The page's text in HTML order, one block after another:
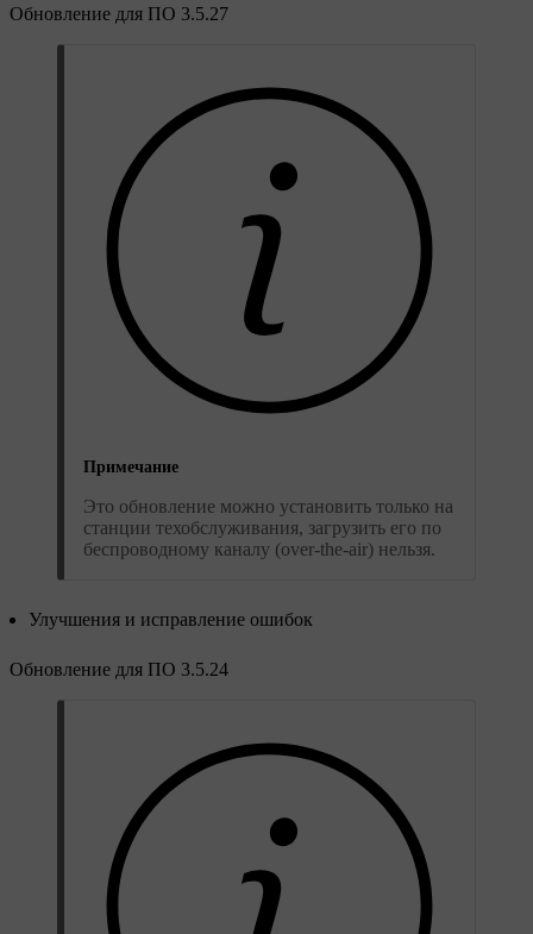
Обновление для ПО 3.5.27
Примечание
Это обновление можно установить только на
станции техобслуживания, загрузить его по
беспроводному каналу (over-the-air) нельзя.
Улучшения и исправление ошибок
Обновление для ПО 3.5.24